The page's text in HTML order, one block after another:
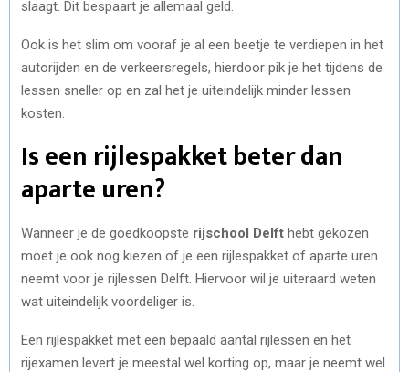
slaagt. Dit bespaart je allemaal geld.
Ook is het slim om vooraf je al een beetje te verdiepen in het
autorijden en de verkeersregels, hierdoor pik je het tijdens de
lessen sneller op en zal het je uiteindelijk minder lessen
kosten.
Is een rijlespakket beter dan
aparte uren?
Wanneer je de goedkoopste rijschool Delft hebt gekozen
moet je ook nog kiezen of je een rijlespakket of aparte uren
neemt voor je rijlessen Delft. Hiervoor wil je uiteraard weten
wat uiteindelijk voordeliger is.
Een rijlespakket met een bepaald aantal rijlessen en het
rijexamen levert je meestal wel korting op, maar je neemt wel